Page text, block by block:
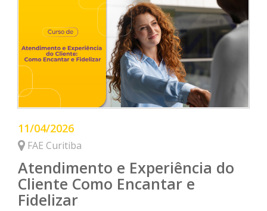
11/04/2026
FAE Curitiba
Atendimento e Experiência do
Cliente Como Encantar e
Fidelizar